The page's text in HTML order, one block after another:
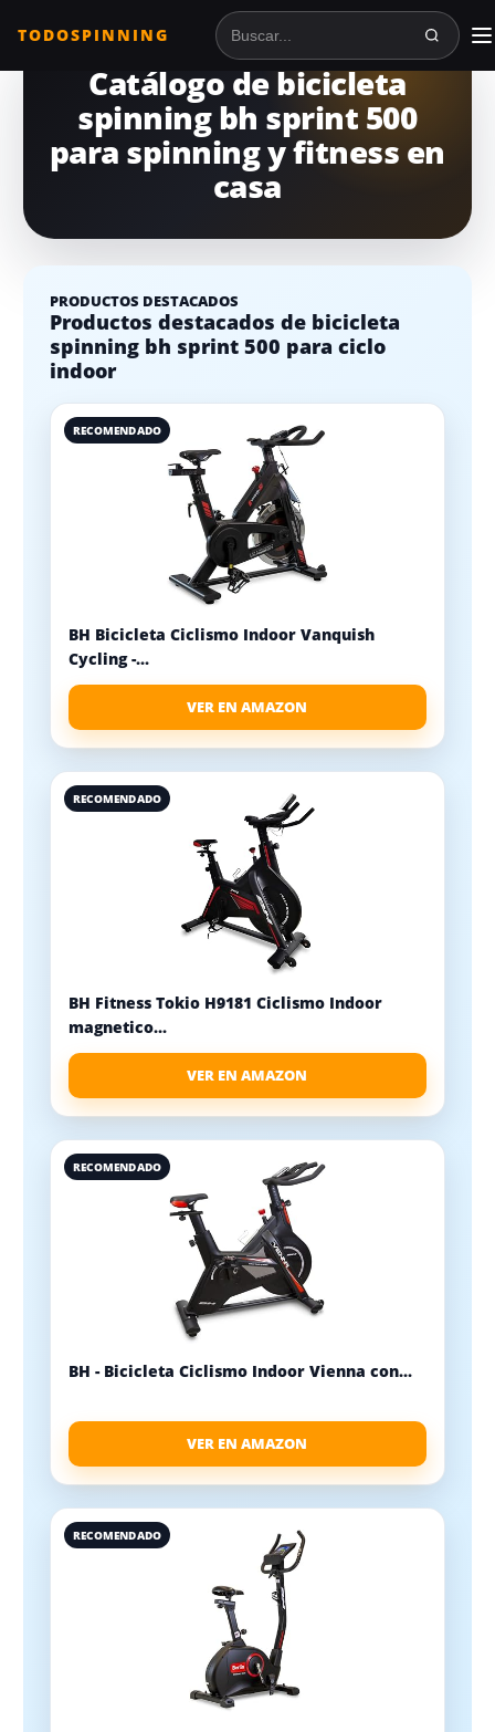
TODOSPINNING Buscar en TodoSpinning
Catálogo de bicicleta
spinning bh sprint 500
para spinning y fitness en
casa
PRODUCTOS DESTACADOS
Productos destacados de bicicleta
spinning bh sprint 500 para ciclo
indoor
RECOMENDADO
BH Bicicleta Ciclismo Indoor Vanquish
Cycling -...
VER EN AMAZON
RECOMENDADO
BH Fitness Tokio H9181 Ciclismo Indoor
magnetico...
VER EN AMAZON
RECOMENDADO
BH - Bicicleta Ciclismo Indoor Vienna con...
VER EN AMAZON
RECOMENDADO